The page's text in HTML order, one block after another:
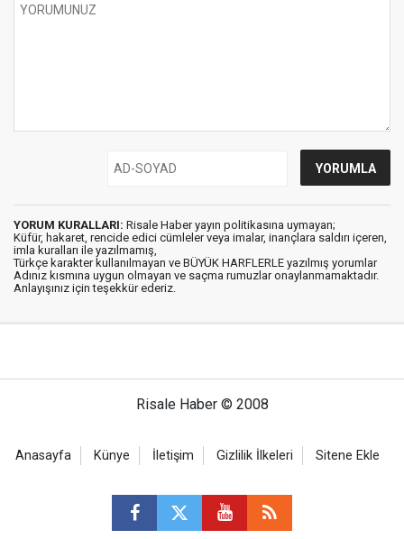
YORUM KURALLARI: Risale Haber yayın politikasına uymayan;
Küfür, hakaret, rencide edici cümleler veya imalar, inançlara saldırı içeren,
imla kuralları ile yazılmamış,
Türkçe karakter kullanılmayan ve BÜYÜK HARFLERLE yazılmış yorumlar
Adınız kısmına uygun olmayan ve saçma rumuzlar onaylanmamaktadır.
Anlayışınız için teşekkür ederiz.
Risale Haber © 2008
Anasayfa Künye İletişim Gizlilik İlkeleri Sitene Ekle